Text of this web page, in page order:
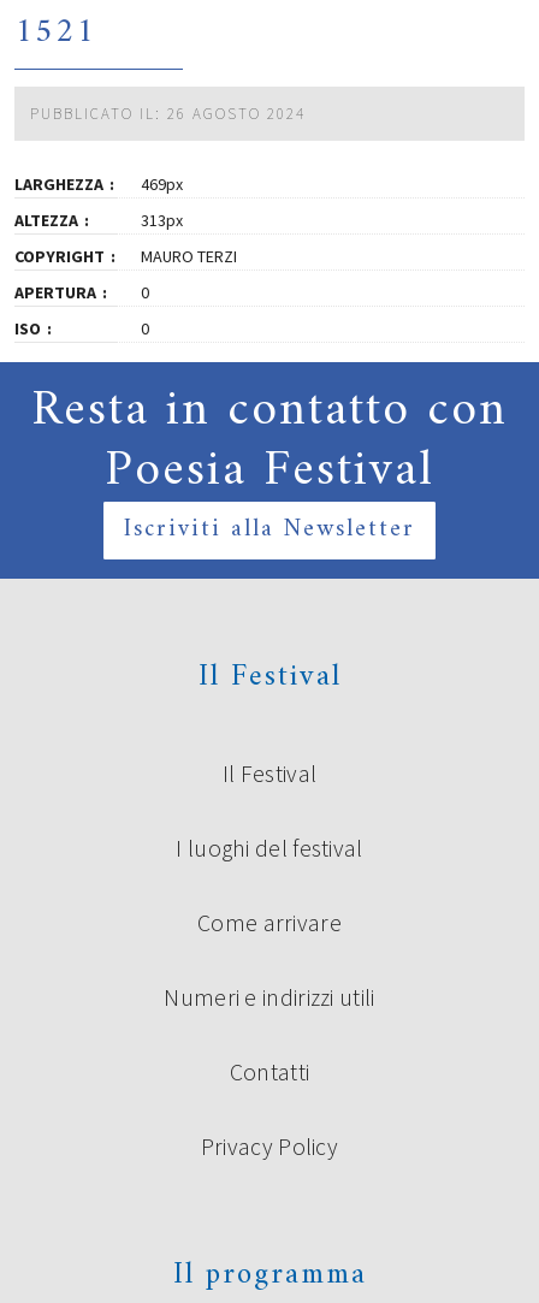
1521
PUBBLICATO IL: 26 AGOSTO 2024
LARGHEZZA
469px
ALTEZZA
313px
COPYRIGHT
MAURO TERZI
APERTURA
0
ISO
0
Resta in contatto con
Poesia Festival
Iscriviti alla Newsletter
Il Festival
Il Festival
I luoghi del festival
Come arrivare
Numeri e indirizzi utili
Contatti
Privacy Policy
Il programma